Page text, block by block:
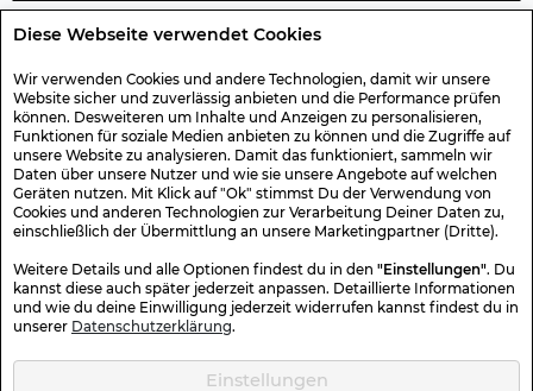
Diese Webseite verwendet Cookies
Wir verwenden Cookies und andere Technologien, damit wir unsere
Website sicher und zuverlässig anbieten und die Performance prüfen
können. Desweiteren um Inhalte und Anzeigen zu personalisieren,
Funktionen für soziale Medien anbieten zu können und die Zugriffe auf
unsere Website zu analysieren. Damit das funktioniert, sammeln wir
Daten über unsere Nutzer und wie sie unsere Angebote auf welchen
Geräten nutzen. Mit Klick auf "Ok" stimmst Du der Verwendung von
Cookies und anderen Technologien zur Verarbeitung Deiner Daten zu,
einschließlich der Übermittlung an unsere Marketingpartner (Dritte).
Weitere Details und alle Optionen findest du in den "Einstellungen". Du
kannst diese auch später jederzeit anpassen. Detaillierte Informationen
und wie du deine Einwilligung jederzeit widerrufen kannst findest du in
unserer Datenschutzerklärung.
Einstellungen
Rechtliche Artikelinfos
Geschenk-Gutscheine
Versand & Rücksendung
Sicher Einkaufen